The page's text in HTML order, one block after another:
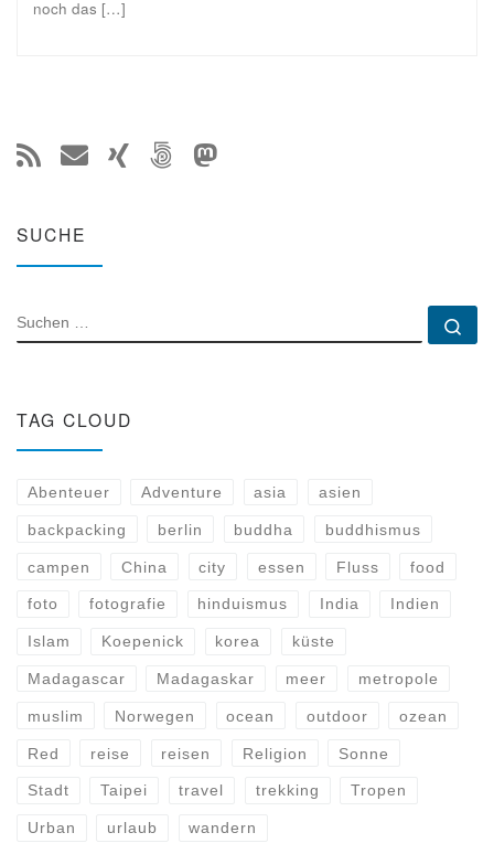
noch das […]
SUCHE
SUCHE
TAG CLOUD
Abenteuer Adventure asia asien
backpacking berlin buddha buddhismus
campen China city essen Fluss food
foto fotografie hinduismus India Indien
Islam Koepenick korea küste
Madagascar Madagaskar meer metropole
muslim Norwegen ocean outdoor ozean
Red reise reisen Religion Sonne
Stadt Taipei travel trekking Tropen
Urban urlaub wandern